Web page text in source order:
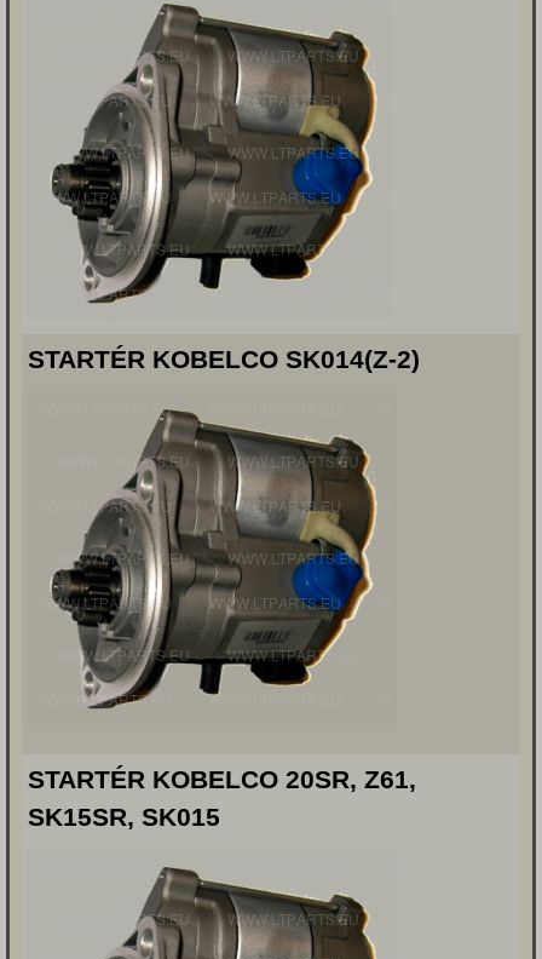
STARTÉR KOBELCO SK014(Z-2)
STARTÉR KOBELCO 20SR, Z61,
SK15SR, SK015